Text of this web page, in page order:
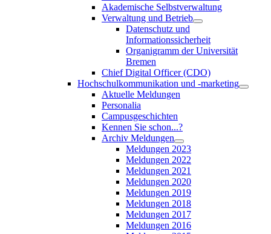
Akademische Selbstverwaltung
Verwaltung und Betrieb
Datenschutz und
Informationssicherheit
Organigramm der Universität
Bremen
Chief Digital Officer (CDO)
Hochschulkommunikation und -marketing
Aktuelle Meldungen
Personalia
Campusgeschichten
Kennen Sie schon...?
Archiv Meldungen
Meldungen 2023
Meldungen 2022
Meldungen 2021
Meldungen 2020
Meldungen 2019
Meldungen 2018
Meldungen 2017
Meldungen 2016